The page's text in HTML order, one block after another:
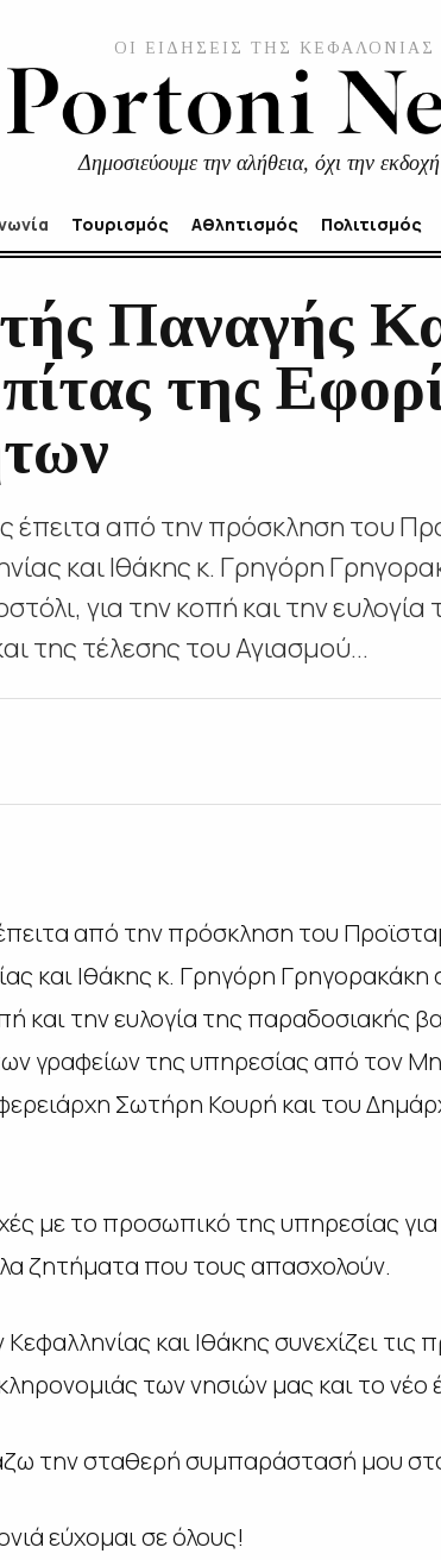
ΟΙ ΕΙΔΗΣΕΙΣ ΤΗΣ ΚΕΦΑΛΟΝΙΑΣ
Δημοσιεύουμε την αλήθεια, όχι την
Τουρισμός Αθλητισμός Πολιτισμός
Παναγής
της
έπειτα από την πρόσκληση του
και Ιθάκης κ. Γρηγόρη
για την κοπή και την
της τέλεσης του Αγιασμού...
από την πρόσκληση του
και Ιθάκης κ. Γρηγόρη
και την ευλογία της παραδοσιακής
γραφείων της υπηρεσίας από τον
Σωτήρη Κουρή και του
με το προσωπικό της υπηρεσίας για
ζητήματα που τους απασχολούν.
και Ιθάκης συνεχίζει τις
των νησιών μας και το νέο
την σταθερή συμπαράστασή μου
εύχομαι σε όλους!